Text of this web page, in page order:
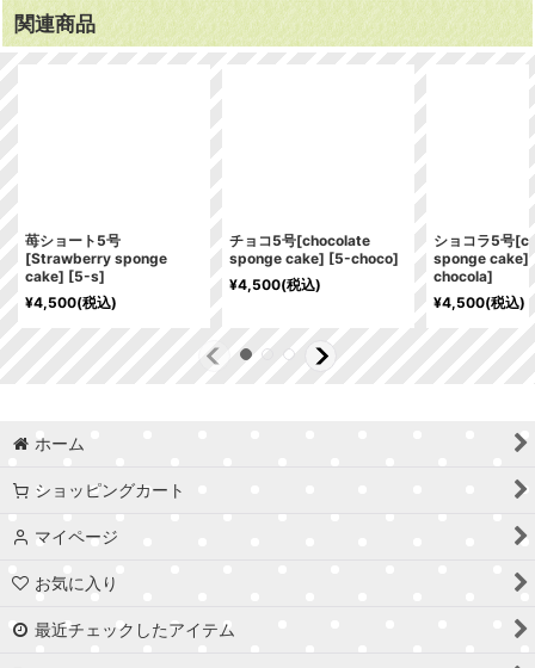
関連商品
苺ショート5号
[Strawberry sponge
cake] [5-s]
¥4,500(税込)
チョコ5号[chocolate
sponge cake] [5-choco]
¥4,500(税込)
ショコラ5号
sponge cake]
chocola]
¥4,500(税込)
ホーム
ショッピングカート
マイページ
お気に入り
最近チェックしたアイテム